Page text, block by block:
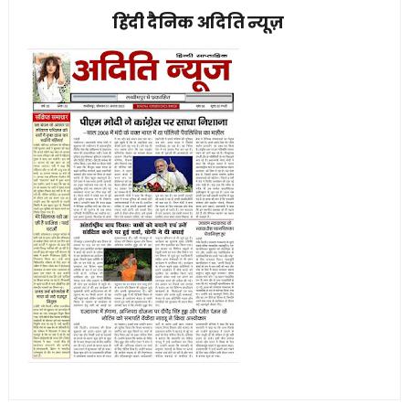
हिंदी दैनिक अदिति न्यूज़